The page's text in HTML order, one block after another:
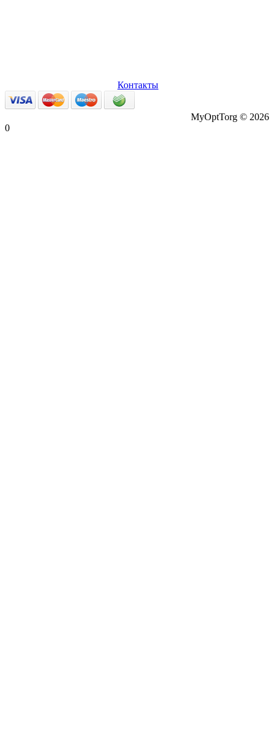
Контакты
MyOptTorg © 2026
0